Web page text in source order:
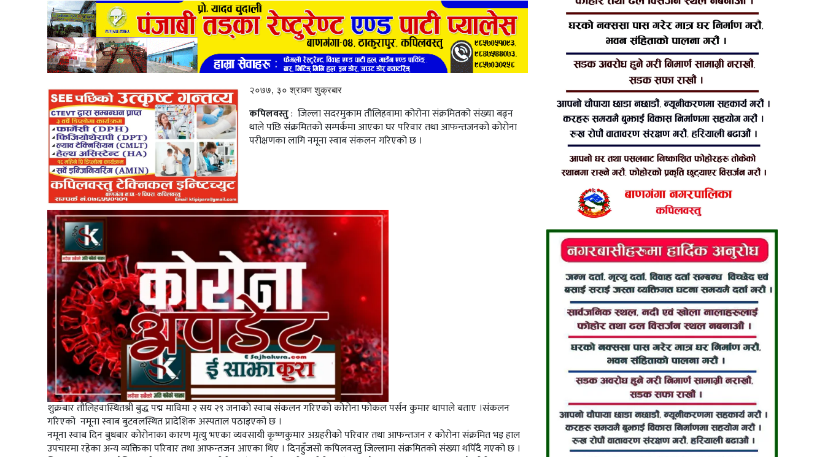
२०७७, ३० श्रावण शुक्रबार
कपिलवस्तु: जिल्ला सदरमुकाम तौलिहवामा कोरोना संक्रमितको संख्या बढ्न
थाले पछि संक्रमितको सम्पर्कमा आएका घर परिवार तथा आफन्तजनको कोरोना
परीक्षणका लागि नमूना स्वाब संकलन गरिएको छ ।
शुक्र‍बार तौलिहवास्थितश्री बुद्ध पद्म माविमा २ सय २९ जनाको स्वाब संकलन गरिएको कोरोना फोकल पर्सन कुमार थापाले बताए ।संकलन
गरिएको नमूना स्वाब बुटवलस्थित प्रादेशिक अस्पताल पठाइएको छ ।
नमूना स्वाब दिन बुधबार कोरोनाका कारण मृत्यु भएका व्यवसायी कृष्णकुमार अग्रहरीको परिवार तथा आफन्तजन र कोरोना संक्रमित भइ हाल
उपचारमा रहेका अन्य व्यक्तिका परिवार तथा आफन्तजन आएका थिए । दिनहुँजसो कपिलवस्तु जिल्लामा संक्रमितको संख्या थपिँदै गएको छ ।